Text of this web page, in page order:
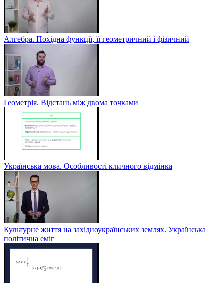
Алгебра. Похідна функції, її геометричний і фізичний
Геометрія. Відстань між двома точками
Українська мова. Особливості кличного відмінка
Культурне життя на західноукраїнських землях. Українська
політична еміг